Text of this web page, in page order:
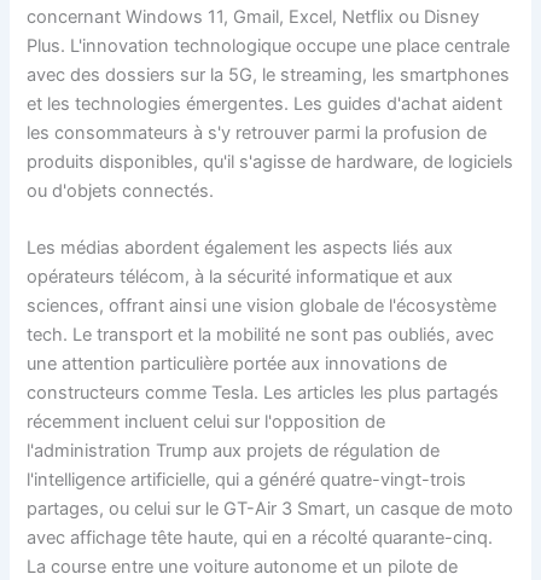
concernant Windows 11, Gmail, Excel, Netflix ou Disney
Plus. L'innovation technologique occupe une place centrale
avec des dossiers sur la 5G, le streaming, les smartphones
et les technologies émergentes. Les guides d'achat aident
les consommateurs à s'y retrouver parmi la profusion de
produits disponibles, qu'il s'agisse de hardware, de logiciels
ou d'objets connectés.
Les médias abordent également les aspects liés aux
opérateurs télécom, à la sécurité informatique et aux
sciences, offrant ainsi une vision globale de l'écosystème
tech. Le transport et la mobilité ne sont pas oubliés, avec
une attention particulière portée aux innovations de
constructeurs comme Tesla. Les articles les plus partagés
récemment incluent celui sur l'opposition de
l'administration Trump aux projets de régulation de
l'intelligence artificielle, qui a généré quatre-vingt-trois
partages, ou celui sur le GT-Air 3 Smart, un casque de moto
avec affichage tête haute, qui en a récolté quarante-cinq.
La course entre une voiture autonome et un pilote de